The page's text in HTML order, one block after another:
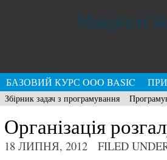
Макроси
БАЗОВИЙ КУРС OOO BASIC
Збірник задач з програмування
Організація
18 ЛИПНЯ, 2012 FILED